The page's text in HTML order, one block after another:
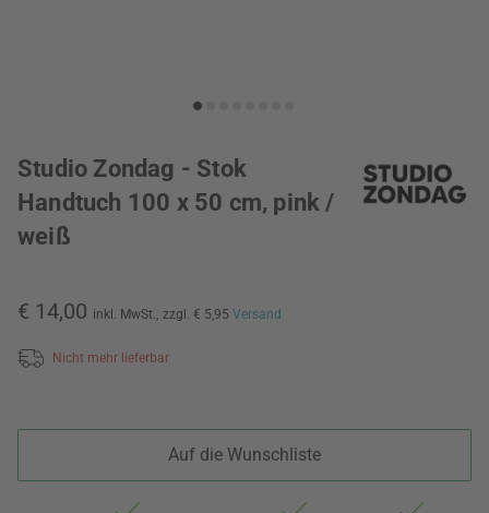
Studio Zondag - Stok
Handtuch 100 x 50 cm, pink /
weiß
€ 14,00 inkl. MwSt., zzgl. € 5,95 Versand
Nicht mehr lieferbar
Auf die Wunschliste